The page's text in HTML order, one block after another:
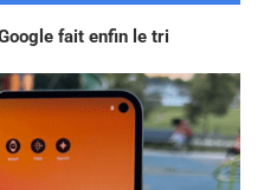
fait enfin le tri